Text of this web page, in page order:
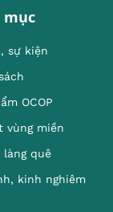
mục
sự kiện
OCOP
vùng miền
làng quê
kinh nghiêm